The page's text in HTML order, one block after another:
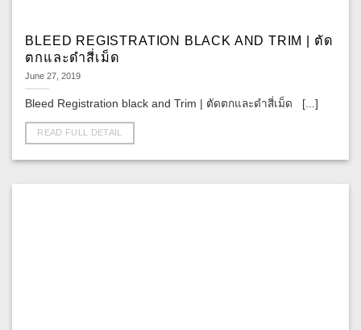
BLEED REGISTRATION BLACK AND TRIM | ตัด
ตกและดำสี่เม็ด
June 27, 2019
Bleed Registration black and Trim | ตัดตกและดำสี่เม็ด [...]
READ FULL DETAIL